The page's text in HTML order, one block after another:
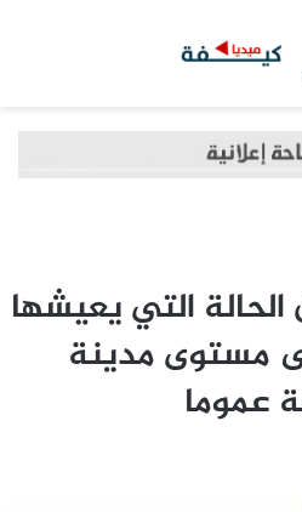
التي يعيشها
مستوى مدينة
عموما